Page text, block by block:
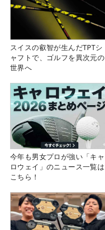
スイスの叡智が生んだTPTシ
ャフトで、ゴルフを異次元の
世界へ
今年も男女プロが強い「キャ
ロウェイ」のニュース一覧は
こちら！